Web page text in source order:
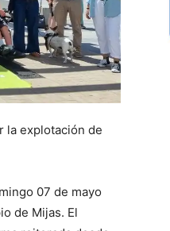
la explotación de
07 de mayo
de Mijas. El